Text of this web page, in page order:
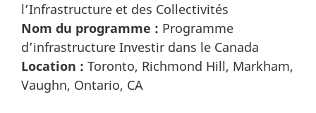
l’Infrastructure et des Collectivités
Nom du programme : Programme
d’infrastructure Investir dans le Canada
Location : Toronto, Richmond Hill, Markham,
Vaughn, Ontario, CA